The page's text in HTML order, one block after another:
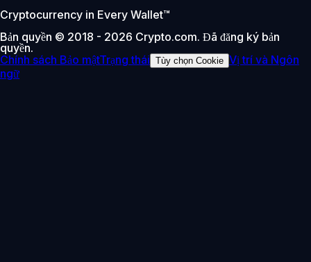
Cryptocurrency in Every Wallet™
Bản quyền © 2018 - 2026 Crypto.com. Đã đăng ký bản
quyền.
Chính sách Bảo mậtTrạng thái Tùy chọn Cookie Vị trí và Ngôn
ngữ